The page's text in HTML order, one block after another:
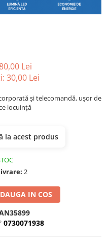
Lei
30,00 Lei
și telecomandă, ușor de
locuință
la acest produs
2
IN COS
0730071938